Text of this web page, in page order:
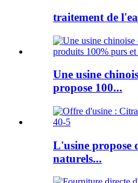
traitement de
Une usine
propose 100...
L'usine propose
naturels...